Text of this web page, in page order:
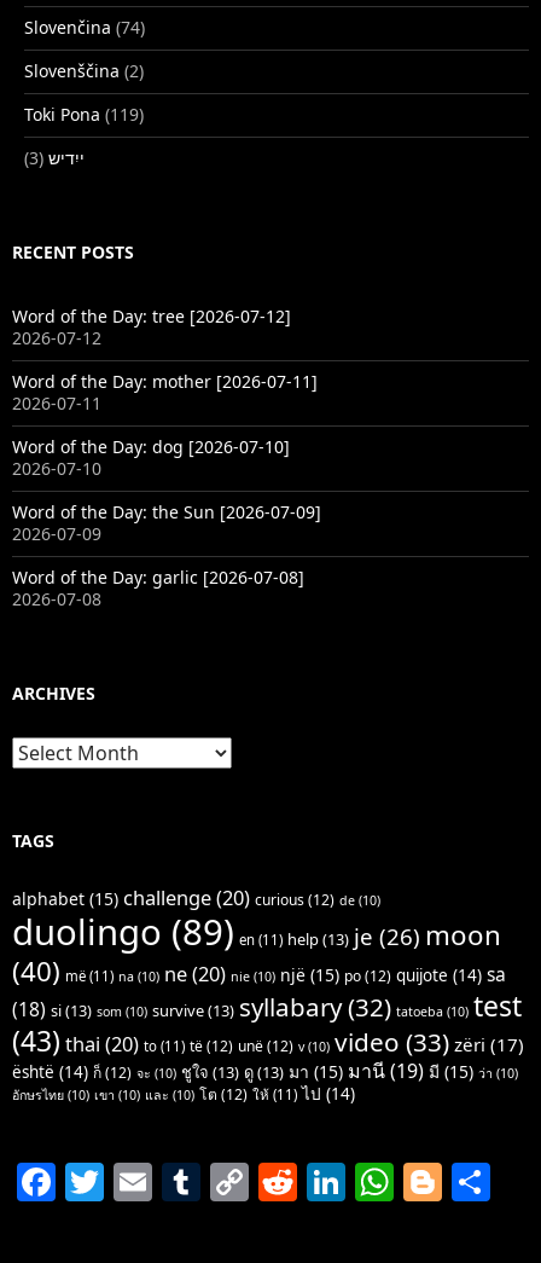
Slovenčina (74)
Slovenščina (2)
Toki Pona (119)
ייִדיש (3)
RECENT POSTS
Word of the Day: tree [2026-07-12]
2026-07-12
Word of the Day: mother [2026-07-11]
2026-07-11
Word of the Day: dog [2026-07-10]
2026-07-10
Word of the Day: the Sun [2026-07-09]
2026-07-09
Word of the Day: garlic [2026-07-08]
2026-07-08
ARCHIVES
Archives
TAGS
alphabet (15) challenge(20) curious(12) de (10)
duolingo (89) en (11) help(13) je (26) moon
(40) më (11) na (10) ne(20) nie (10) një (15) po(12) quijote (14) sa
(18) si(13) som (10) survive(13) syllabary(32) tatoeba (10) test
(43) thai (20) to (11) të(12) unë(12) v(10) video (33) zëri (17)
është (14) ก็(12) จะ (10) ชูใจ (13) ดู(13) มา (15) มานี(19) มี (15) ว่า (10)
อักษรไทย (10) เขา (10) และ (10) โต (12) ให้ (11) ไป (14)
F T E T C R Li W Bl